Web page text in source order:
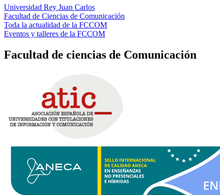
Universidad Rey Juan Carlos
Facultad de Ciencias de Comunicación
Toda la actualidad de la FCCOM
Eventos y talleres de la FCCOM
Facultad de ciencias de Comunicación